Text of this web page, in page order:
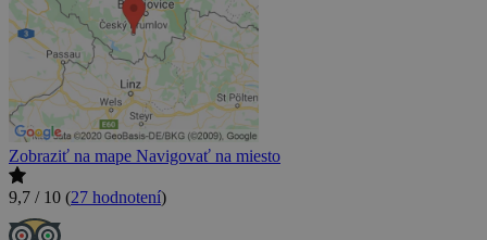
Zobraziť na mape Navigovať na miesto
9,7 / 10 (27 hodnotení)